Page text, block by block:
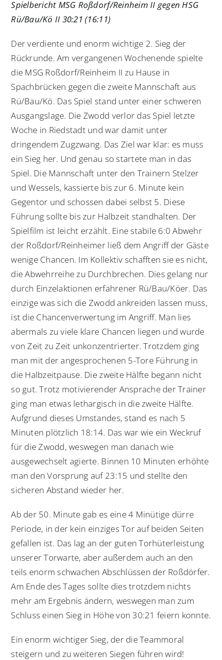
Spielbericht MSG Roßdorf/Reinheim II gegen HSG
Rü/Bau/Kö II 30:21 (16:11)
Der verdiente und enorm wichtige 2. Sieg der
Rückrunde. Am vergangenen Wochenende spielte
die MSG Roßdorf/Reinheim II zu Hause in
Spachbrücken gegen die zweite Mannschaft aus
Rü/Bau/Kö. Das Spiel stand unter einer schweren
Ausgangslage. Die Zwodd verlor das Spiel letzte
Woche in Riedstadt und war damit unter
dringendem Zugzwang. Das Ziel war klar: es muss
ein Sieg her. Und genau so startete man in das
Spiel. Die Mannschaft unter den Trainern Stelzer
und Wessels, kassierte bis zur 6. Minute kein
Gegentor und schossen dabei selbst 5. Diese
Führung sollte bis zur Halbzeit standhalten. Der
Spielfilm ist leicht erzählt. Eine stabile 6:0 Abwehr
der Roßdorf/Reinheimer ließ dem Angriff der Gäste
wenige Chancen. Im Kollektiv schafften sie es nicht,
die Abwehrreihe zu Durchbrechen. Dies gelang nur
durch Einzelaktionen erfahrener Rü/Bau/Köer. Das
einzige was sich die Zwodd ankreiden lassen muss,
ist die Chancenverwertung im Angriff. Man lies
abermals zu viele klare Chancen liegen und wurde
von Zeit zu Zeit unkonzentrierter. Trotzdem ging
man mit der angesprochenen 5-Tore Führung in
die Halbzeitpause. Die zweite Hälfte begann nicht
so gut. Trotz motivierender Ansprache der Trainer
ging man etwas lethargisch in die zweite Hälfte.
Aufgrund dieses Umstandes, stand es nach 5
Minuten plötzlich 18:14. Das war wie ein Weckruf
für die Zwodd, weswegen man danach wie
ausgewechselt agierte. Binnen 10 Minuten erhöhte
man den Vorsprung auf 23:15 und stellte den
sicheren Abstand wieder her.
Ab der 50. Minute gab es eine 4 Minütige dürre
Periode, in der kein einziges Tor auf beiden Seiten
gefallen ist. Das lag an der guten Torhüterleistung
unserer Torwarte, aber außerdem auch an den
teils enorm schwachen Abschlüssen der Roßdörfer.
Am Ende des Tages sollte dies trotzdem nichts
mehr am Ergebnis ändern, weswegen man zum
Schluss einen Sieg in Höhe von 30:21 feiern konnte.
Ein enorm wichtiger Sieg, der die Teammoral
steigern und zu weiteren Siegen führen wird!